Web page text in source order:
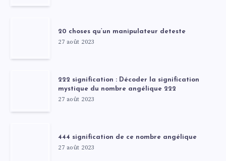
20 choses qu’un manipulateur deteste
27 août 2023
222 signification : Décoder la signification
mystique du nombre angélique 222
27 août 2023
444 signification de ce nombre angélique
27 août 2023